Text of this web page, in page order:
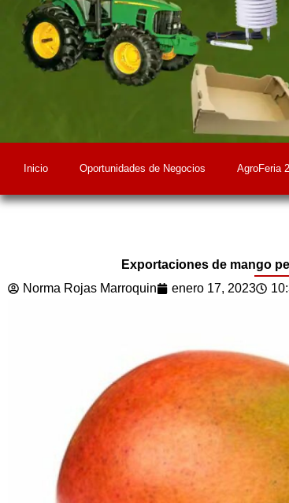
Inicio Oportunidades de Negocios AgroFeria
Exportaciones de mango
Norma Rojas Marroquin
enero 17, 2023